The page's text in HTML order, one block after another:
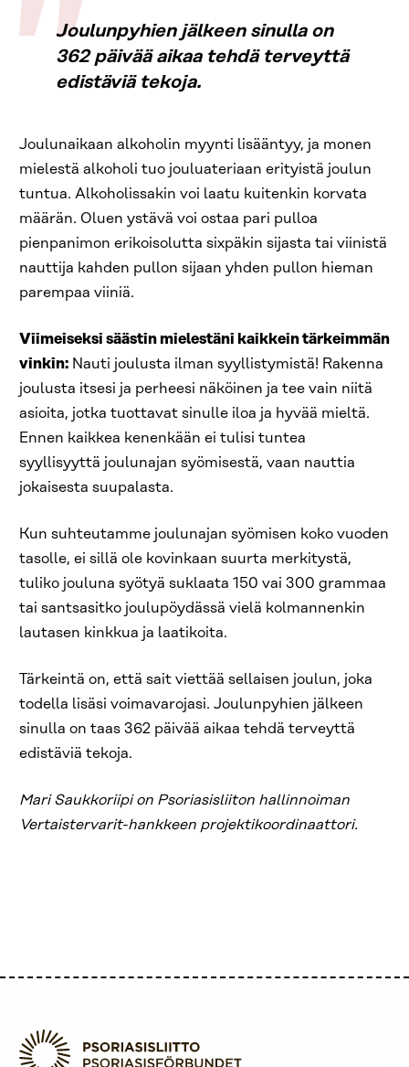
Joulunpyhien jälkeen sinulla on
362 päivää aikaa tehdä terveyttä
edistäviä tekoja.
Joulunaikaan alkoholin myynti lisääntyy, ja monen
mielestä alkoholi tuo jouluateriaan erityistä joulun
tuntua. Alkoholissakin voi laatu kuitenkin korvata
määrän. Oluen ystävä voi ostaa pari pulloa
pienpanimon erikoisolutta sixpäkin sijasta tai viinistä
nauttija kahden pullon sijaan yhden pullon hieman
parempaa viiniä.
Viimeiseksi säästin mielestäni kaikkein tärkeimmän
vinkin: Nauti joulusta ilman syyllistymistä! Rakenna
joulusta itsesi ja perheesi näköinen ja tee vain niitä
asioita, jotka tuottavat sinulle iloa ja hyvää mieltä.
Ennen kaikkea kenenkään ei tulisi tuntea
syyllisyyttä joulunajan syömisestä, vaan nauttia
jokaisesta suupalasta.
Kun suhteutamme joulunajan syömisen koko vuoden
tasolle, ei sillä ole kovinkaan suurta merkitystä,
tuliko jouluna syötyä suklaata 150 vai 300 grammaa
tai santsasitko joulupöydässä vielä kolmannenkin
lautasen kinkkua ja laatikoita.
Tärkeintä on, että sait viettää sellaisen joulun, joka
todella lisäsi voimavarojasi. Joulunpyhien jälkeen
sinulla on taas 362 päivää aikaa tehdä terveyttä
edistäviä tekoja.
Mari Saukkoriipi on Psoriasisliiton hallinnoiman
Vertaistervarit-hankkeen projektikoordinaattori.